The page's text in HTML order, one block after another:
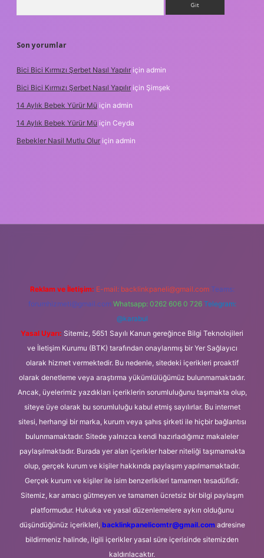
Son yorumlar
Bici Bici Kırmızı Şerbet Nasıl Yapılır için admin
Bici Bici Kırmızı Şerbet Nasıl Yapılır için Şimşek
14 Aylık Bebek Yürür Mü için admin
14 Aylık Bebek Yürür Mü için Ceyda
Bebekler Nasil Mutlu Olur için admin
Reklam ve İletişim: E-mail: backlinkpaneli@gmail.com Teams:
forumhizmeti@gmail.com Whatsapp: 0262 606 0 726 Telegram:
@karabul
Yasal Uyarı: Sitemiz, 5651 Sayılı Kanun gereğince Bilgi Teknolojileri
ve İletişim Kurumu (BTK) tarafından onaylanmış bir Yer Sağlayıcı
olarak hizmet vermektedir. Bu nedenle, sitedeki içerikleri proaktif
olarak denetleme veya araştırma yükümlülüğümüz bulunmamaktadır.
Ancak, üyelerimiz yazdıkları içeriklerin sorumluluğunu taşımakta olup,
siteye üye olarak bu sorumluluğu kabul etmiş sayılırlar. Bu internet
sitesi, herhangi bir marka, kurum veya şahıs şirketi ile hiçbir bağlantısı
bulunmamaktadır. Sitede yalnızca kendi hazırladığımız makaleler
paylaşılmaktadır. Burada yer alan içerikler haber niteliği taşımamakta
olup, gerçek kurum ve kişiler hakkında paylaşım yapılmamaktadır.
Gerçek kurum ve kişiler ile isim benzerlikleri tamamen tesadüfidir.
Sitemiz, kar amacı gütmeyen ve tamamen ücretsiz bir bilgi paylaşım
platformudur. Hukuka ve yasal düzenlemelere aykırı olduğunu
düşündüğünüz içerikleri, backlinkpanelicomtr@gmail.comadresine
bildirmeniz halinde, ilgili içerikler yasal süre içerisinde sitemizden
kaldırılacaktır.